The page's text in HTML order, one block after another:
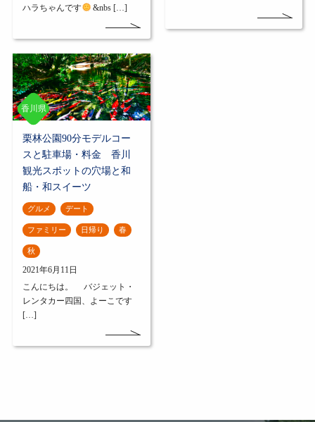
ハラちゃんです
&nbs […]
香川県
栗林公園90分モデルコー
スと駐車場・料金 香川
観光スポットの穴場と和
船・和スイーツ
グルメ デート
ファミリー 日帰り 春
秋
2021年6月11日
こんにちは。 バジェット・
レンタカー四国、よーこです
[…]